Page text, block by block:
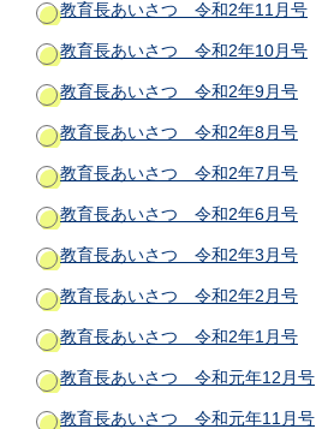
教育長あいさつ 令和2年11月号
教育長あいさつ 令和2年10月号
教育長あいさつ 令和2年9月号
教育長あいさつ 令和2年8月号
教育長あいさつ 令和2年7月号
教育長あいさつ 令和2年6月号
教育長あいさつ 令和2年3月号
教育長あいさつ 令和2年2月号
教育長あいさつ 令和2年1月号
教育長あいさつ 令和元年12月号
教育長あいさつ 令和元年11月号